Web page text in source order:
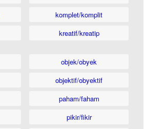
komplet/komplit
kreatif/kreatip
objek/obyek
objektif/obyektif
paham/faham
pikir/fikir